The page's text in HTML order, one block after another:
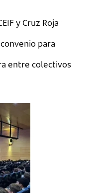
y Cruz Roja
para
entre colectivos